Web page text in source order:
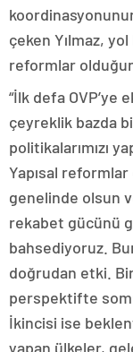
çeken Yılmaz, yol
reformlar
“İlk defa OVP’ye
çeyreklik bazda
politikalarımızı
Yapısal
genelinde olsun
rekabet gücünü
bahsediyoruz.
doğrudan etki. Bir
perspektifte
İkincisi ise
yapan ülkeler,